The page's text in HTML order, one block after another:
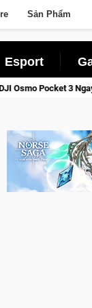
Sản Phẩm
Esport
Lineage